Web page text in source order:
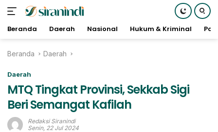
Beranda Daerah Nasional Hukum & Kriminal
Beranda Daerah
Daerah
MTQ Tingkat Provinsi, Sekkab Sigi
Beri Semangat Kafilah
Redaksi Siranindi
Senin, 22 Jul 2024